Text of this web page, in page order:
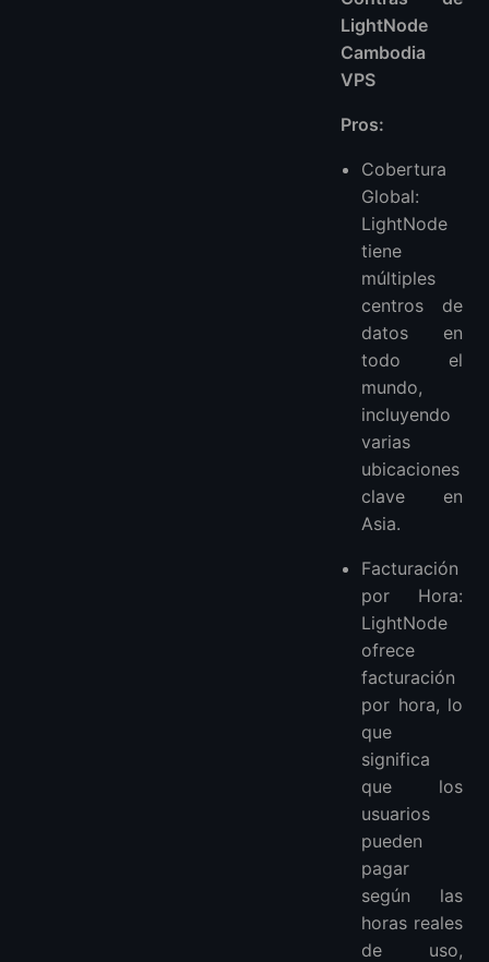
LightNode
Cambodia
VPS
Pros:
Cobertura
Global:
LightNode
tiene
múltiples
centros de
datos en
todo el
mundo,
incluyendo
varias
ubicaciones
clave en
Asia.
Facturación
por Hora:
LightNode
ofrece
facturación
por hora, lo
que
significa
que los
usuarios
pueden
pagar
según las
horas reales
de uso,